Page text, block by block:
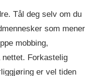
Tål deg selv om du
som mener
mobbing,
Forkastelig
er vel tiden